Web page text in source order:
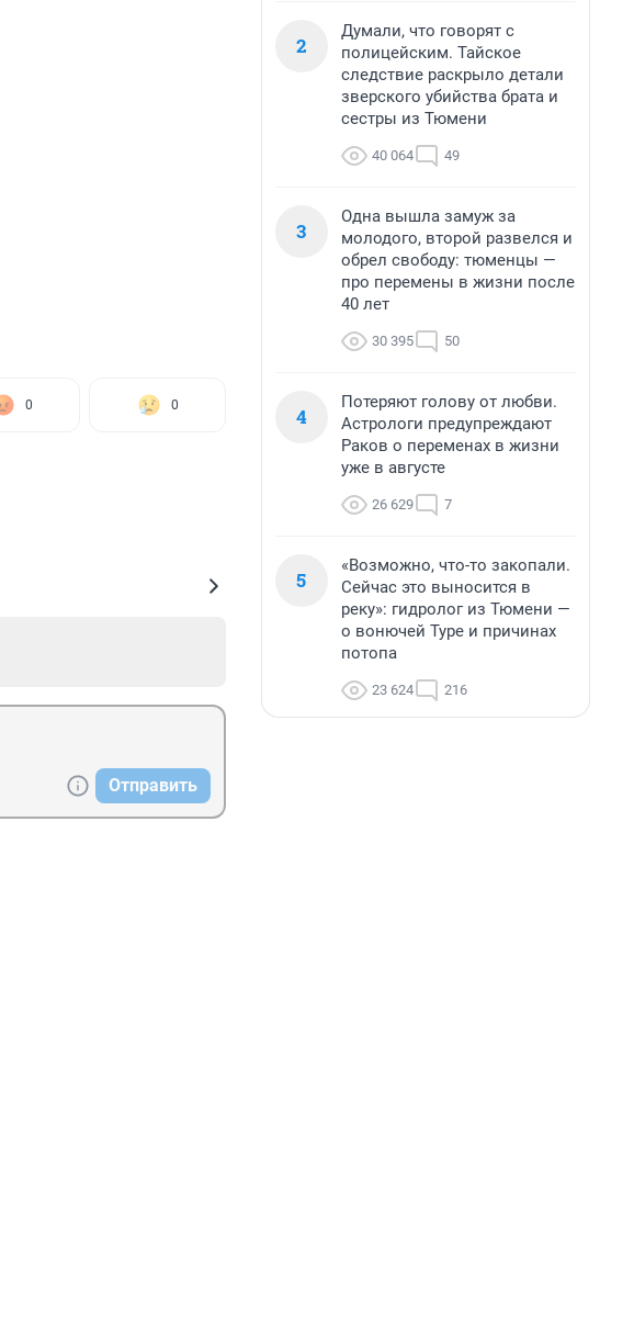
0 0
Отправить
2
Думали, что говорят с
полицейским. Тайское
следствие раскрыло детали
зверского убийства брата и
сестры из Тюмени
40 064 49
3
Одна вышла замуж за
молодого, второй развелся и
обрел свободу: тюменцы —
про перемены в жизни после
40 лет
30 395 50
4
Потеряют голову от любви.
Астрологи предупреждают
Раков о переменах в жизни
уже в августе
26 629 7
5
«Возможно, что-то закопали.
Сейчас это выносится в
реку»: гидролог из Тюмени —
о вонючей Туре и причинах
потопа
23 624 216